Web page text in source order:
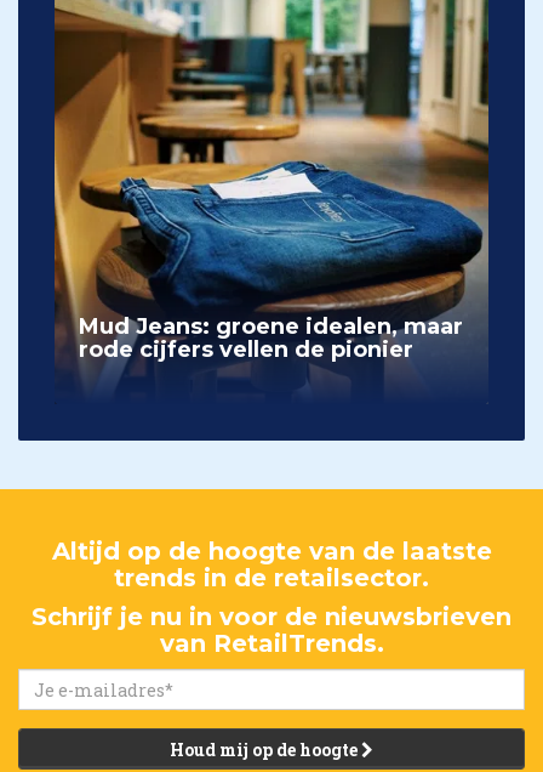
Mud Jeans: groene idealen, maar
rode cijfers vellen de pionier
Altijd op de hoogte van de laatste
trends in de retailsector.
Schrijf je nu in voor de nieuwsbrieven
van RetailTrends.
Houd mij op de hoogte